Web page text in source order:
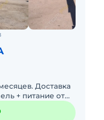
Доставка
+ питание от